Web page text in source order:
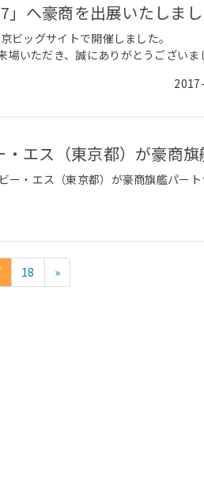
」へ豪商を出展いたしまし
ビッグサイトで開催しました。
いただき、誠にありがとうございま
・エス（東京都）が豪商
ー・エス（東京都）が豪商旗艦パート
18 »